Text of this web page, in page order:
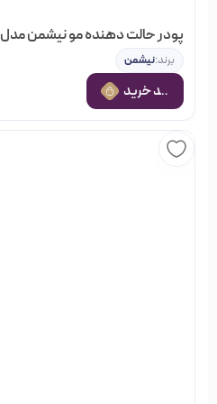
پودر حالت دهنده مو نیشمن مدل Fresh Look
برند:نیشمن